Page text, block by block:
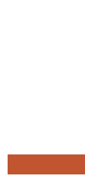
على واقع الجريمة